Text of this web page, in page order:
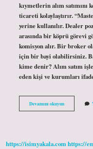
kıymetlerin alım satımını
ticareti kolaylaştırır.
yerine kullanılır. Dealer
arasında bir köprü görevi
komisyon alır. Bir broker
için bir bayi olabilirsiniz.
kime denir? Alım satım
eden kişi ve kurumları
Devamını okuyunBorsa
Dealer
https://isimyakala.comhttps://